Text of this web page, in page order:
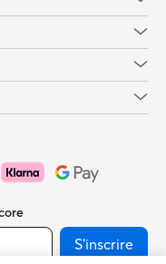
S'inscrire